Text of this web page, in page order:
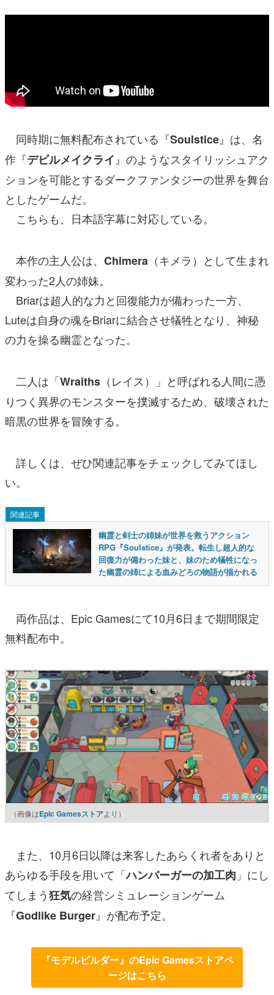
同時期に無料配布されている『Soulstice』は、名
作『デビルメイクライ 』のようなスタイリッシュアク
ションを可能とするダークファンタジーの世界を舞台
としたゲームだ。
こちらも、日本語字幕に対応している。
本作の主人公は、 Chimera （キメラ）として生まれ
変わった2人の姉妹。
Briarは超人的な力と回復能力が備わった一方、
Luteは自身の魂をBriarに結合させ犠牲となり、神秘
の力を操る幽霊となった。
二人は「Wraiths （レイス）」と呼ばれる人間に憑
りつく異界のモンスターを撲滅するため、破壊された
暗黒の世界を冒険する。
詳しくは、ぜひ関連記事をチェックしてみてほし
い。
関連記事
幽霊と剣士の姉妹が世界を救うアクション
RPG『Soulstice』が発表。転生し超人的な
回復力が備わった妹と、妹のため犠牲になっ
た幽霊の姉による血みどろの物語が描かれる
両作品は、Epic Gamesにて10月6日まで期間限定
無料配布中。
（画像はEpic Gamesストアより）
また、10月6日以降は来客したあらくれ者をありと
あらゆる手段を用いて「ハンバーガーの加工肉 」にし
てしまう狂気の経営シミュレーションゲーム
『Godlike Burger』が配布予定。
『モデルビルダー』のEpic Gamesストアペ
ージはこちら